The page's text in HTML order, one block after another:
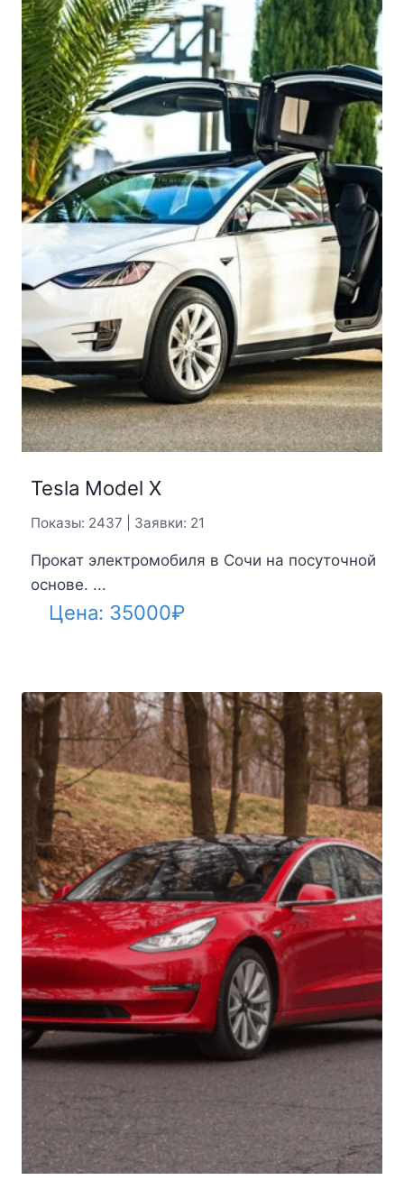
Tesla Model X
Показы: 2437 | Заявки: 21
Прокат электромобиля в Сочи на посуточной
основе. ...
Цена: 35000₽